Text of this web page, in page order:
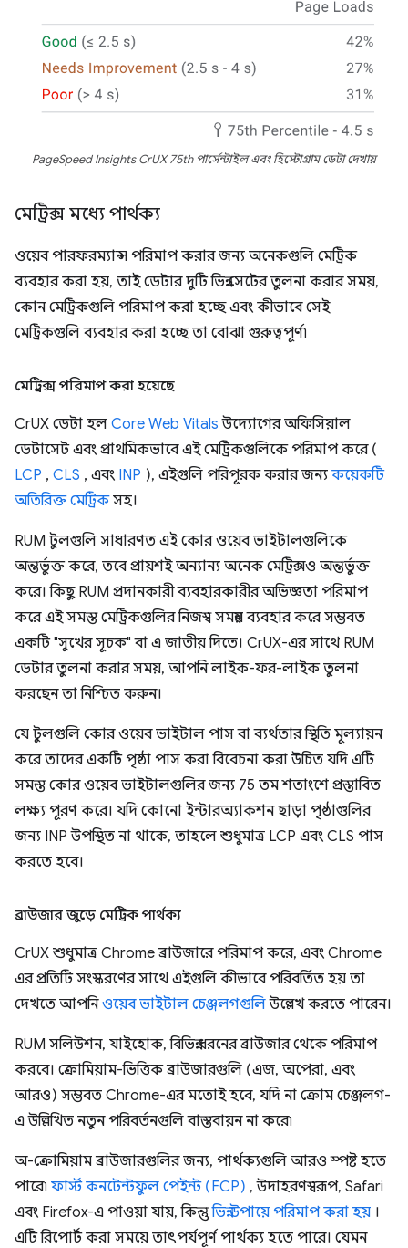
PageSpeed ​​Insights CrUX 75th পার্সেন্টাইল এবং হিস্টোগ্রাম ডেটা দেখায়
মেট্রিক্স মধ্যে পার্থক্য
ওয়েব পারফরম্যান্স পরিমাপ করার জন্য অনেকগুলি মেট্রিক
ব্যবহার করা হয়, তাই ডেটার দুটি ভিন্ন সেটের তুলনা করার সময়,
কোন মেট্রিকগুলি পরিমাপ করা হচ্ছে এবং কীভাবে সেই
মেট্রিকগুলি ব্যবহার করা হচ্ছে তা বোঝা গুরুত্বপূর্ণ৷
মেট্রিক্স পরিমাপ করা হয়েছে
CrUX ডেটা হল Core Web Vitals উদ্যোগের অফিসিয়াল
ডেটাসেট এবং প্রাথমিকভাবে এই মেট্রিকগুলিকে পরিমাপ করে (
LCP , CLS , এবং INP ), এইগুলি পরিপূরক করার জন্য কয়েকটি
অতিরিক্ত মেট্রিকসহ।
RUM টুলগুলি সাধারণত এই কোর ওয়েব ভাইটালগুলিকে
অন্তর্ভুক্ত করে, তবে প্রায়শই অন্যান্য অনেক মেট্রিক্সও অন্তর্ভুক্ত
করে। কিছু RUM প্রদানকারী ব্যবহারকারীর অভিজ্ঞতা পরিমাপ
করে এই সমস্ত মেট্রিকগুলির নিজস্ব সমন্বয় ব্যবহার করে সম্ভবত
একটি "সুখের সূচক" বা এ জাতীয় দিতে। CrUX-এর সাথে RUM
ডেটার তুলনা করার সময়, আপনি লাইক-ফর-লাইক তুলনা
করছেন তা নিশ্চিত করুন।
যে টুলগুলি কোর ওয়েব ভাইটাল পাস বা ব্যর্থতার স্থিতি মূল্যায়ন
করে তাদের একটি পৃষ্ঠা পাস করা বিবেচনা করা উচিত যদি এটি
সমস্ত কোর ওয়েব ভাইটালগুলির জন্য 75 তম শতাংশে প্রস্তাবিত
লক্ষ্য পূরণ করে। যদি কোনো ইন্টারঅ্যাকশন ছাড়া পৃষ্ঠাগুলির
জন্য INP উপস্থিত না থাকে, তাহলে শুধুমাত্র LCP এবং CLS পাস
করতে হবে।
ব্রাউজার জুড়ে মেট্রিক পার্থক্য
CrUX শুধুমাত্র Chrome ব্রাউজারে পরিমাপ করে, এবং Chrome
এর প্রতিটি সংস্করণের সাথে এইগুলি কীভাবে পরিবর্তিত হয় তা
দেখতে আপনিওয়েব ভাইটাল চেঞ্জলগগুলিউল্লেখ করতে পারেন।
RUM সলিউশন, যাইহোক, বিভিন্ন ধরনের ব্রাউজার থেকে পরিমাপ
করবে। ক্রোমিয়াম-ভিত্তিক ব্রাউজারগুলি (এজ, অপেরা, এবং
আরও) সম্ভবত Chrome-এর মতোই হবে, যদি না ক্রোম চেঞ্জলগ-
এ উল্লিখিত নতুন পরিবর্তনগুলি বাস্তবায়ন না করে৷
অ-ক্রোমিয়াম ব্রাউজারগুলির জন্য, পার্থক্যগুলি আরও স্পষ্ট হতে
পারে৷ ফার্স্ট কনটেন্টফুল পেইন্ট (FCP) , উদাহরণস্বরূপ, Safari
এবং Firefox-এ পাওয়া যায়, কিন্তুভিন্ন উপায়ে পরিমাপ করা হয় ।
এটি রিপোর্ট করা সময়ে তাৎপর্যপূর্ণ পার্থক্য হতে পারে। যেমন